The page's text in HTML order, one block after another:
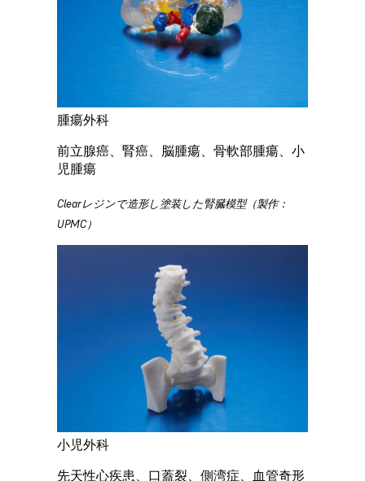
腫瘍外科
前立腺癌、腎癌、脳腫瘍、骨軟部腫瘍、小
児腫瘍
Clearレジンで造形し塗装した腎臓模型（製作：
UPMC）
小児外科
先天性心疾患、口蓋裂、側湾症、血管奇形